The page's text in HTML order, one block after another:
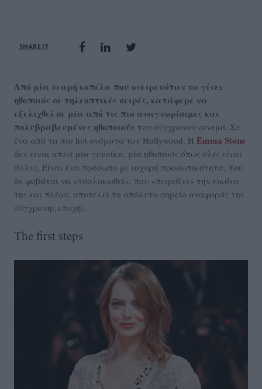
SHARE IT
Από μία νεαρή κοπέλα που ονειρευόταν να γίνει
ηθοποιός σε τηλεοπτικές σειρές, κατάφερε να
εξελιχθεί σε μία από τις πιο αναγνωρίσιμες και
πολυβραβευμένες ηθοποιούς του σύγχρονου σινεμά. Σε
ένα από τα πιο hot ονόματα του Hollywood. Η Emma Stone
δεν είναι απλά μία γυναίκα, μία ηθοποιός όπως όλες είναι
άλλες. Είναι ένα πρόσωπο με ισχυρή προσωπικότητα, που
δε φοβάται να «τσαλακωθεί», που «πειράζει» την εικόνα
της και πλέον, αποτελεί το απόλυτο σημείο αναφοράς της
σύγχρονης εποχής.
The first steps